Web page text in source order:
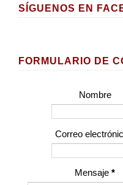
SÍGUENOS EN
FORMULARIO DE
Nombre
Correo
Mensaje *